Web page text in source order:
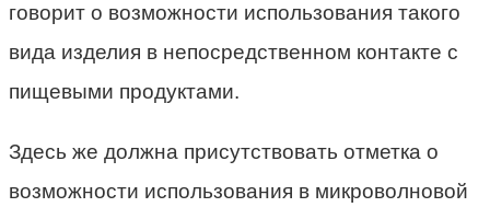
говорит о возможности использования такого
вида изделия в непосредственном контакте с
пищевыми продуктами.
Здесь же должна присутствовать отметка о
возможности использования в микроволновой